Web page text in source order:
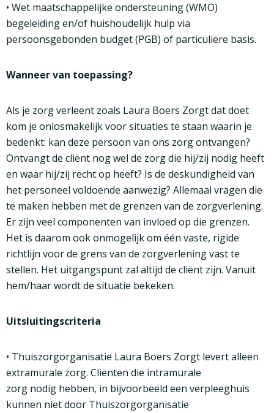
• Wet maatschappelijke ondersteuning (WMO)
begeleiding en/of huishoudelijk hulp via
persoonsgebonden budget (PGB) of particuliere basis.
Wanneer van toepassing?
Als je zorg verleent zoals Laura Boers Zorgt dat doet
kom je onlosmakelijk voor situaties te staan waarin je
bedenkt: kan deze persoon van ons zorg ontvangen?
Ontvangt de cliënt nog wel de zorg die hij/zij nodig heeft
en waar hij/zij recht op heeft? Is de deskundigheid van
het personeel voldoende aanwezig? Allemaal vragen die
te maken hebben met de grenzen van de zorgverlening.
Er zijn veel componenten van invloed op die grenzen.
Het is daarom ook onmogelijk om één vaste, rigide
richtlijn voor de grens van de zorgverlening vast te
stellen. Het uitgangspunt zal altijd de cliënt zijn. Vanuit
hem/haar wordt de situatie bekeken.
Uitsluitingscriteria
• Thuiszorgorganisatie Laura Boers Zorgt levert alleen
extramurale zorg. Cliënten die intramurale
zorg nodig hebben, in bijvoorbeeld een verpleeghuis
kunnen niet door Thuiszorgorganisatie